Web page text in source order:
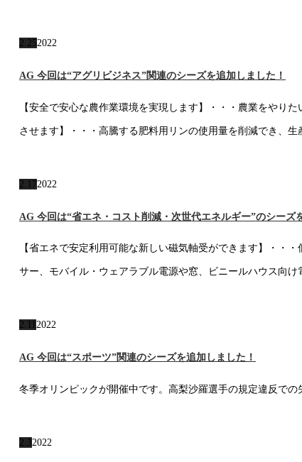
2.252022
AG 今回は“アグリビジネス”関連のシーズを追加しました！
【安全で安心な農作業環境を実現します】・・・農業をやり
させます】・・・高騰する肥料用リンの使用量を削減でき、生
2.172022
AG 今回は“省エネ・コスト削減・次世代エネルギー”のシーズ
【省エネで安定利用可能な新しい磁気軸受ができます】・・
サー、モバイル・ウェアラブル電源や窓、ビニールハウス向
2.11 2022
AG 今回は“スポーツ”関連のシーズを追加しました！
冬季オリンピックが開催中です。高梨沙羅選手の規定違反で
2.32022